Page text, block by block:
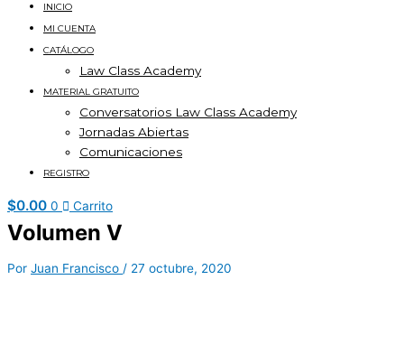
INICIO
MI CUENTA
CATÁLOGO
Law Class Academy
MATERIAL GRATUITO
Conversatorios Law Class Academy
Jornadas Abiertas
Comunicaciones
REGISTRO
$0.00 0 Carrito
Volumen V
Por Juan Francisco / 27 octubre, 2020